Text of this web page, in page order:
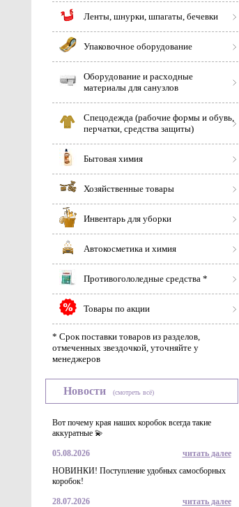
Ленты, шнурки, шпагаты, бечевки
Упаковочное оборудование
Оборудование и расходные
материалы для санузлов
Спецодежда (рабочие формы и обувь,
перчатки, средства защиты)
Бытовая химия
Хозяйственные товары
Инвентарь для уборки
Автокосметика и химия
Противогололедные средства *
Товары по акции
* Срок поставки товаров из разделов,
отмеченных звездочкой, уточняйте у
менеджеров
Новости (смотреть всё)
Вот почему края наших коробок всегда такие
аккуратные 💫
05.08.2026
читать далее
НОВИНКИ! Поступление удобных самосборных
коробок!
28.07.2026
читать далее